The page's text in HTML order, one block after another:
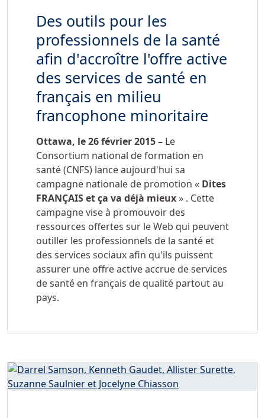
Des outils pour les
professionnels de la santé
afin d'accroître l'offre active
des services de santé en
français en milieu
francophone minoritaire
Ottawa, le 26 février 2015 – Le
Consortium national de formation en
santé (CNFS) lance aujourd'hui sa
campagne nationale de promotion « Dites
FRANÇAIS et ça va déjà mieux» . Cette
campagne vise à promouvoir des
ressources offertes sur le Web qui peuvent
outiller les professionnels de la santé et
des services sociaux afin qu'ils puissent
assurer une offre active accrue de services
de santé en français de qualité partout au
pays.